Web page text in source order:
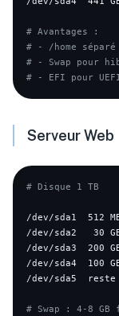
# Avantages :
# - /home
# - Swap pour
# - EFI pour
Serveur Web
# Disque 1 TB
/dev/sda1  512
/dev/sda2   30
/dev/sda3  200
/dev/sda4  100
/dev/sda5
# Swap : 4-8